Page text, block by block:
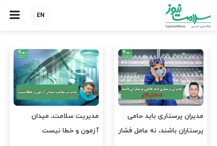
EN
وقت وزیر بهداشت باید صرف
افتتاح پروژه‌ها شود؟
واردات دارو و کالاهای اساسی
باید در اولویت تخصیص ارز